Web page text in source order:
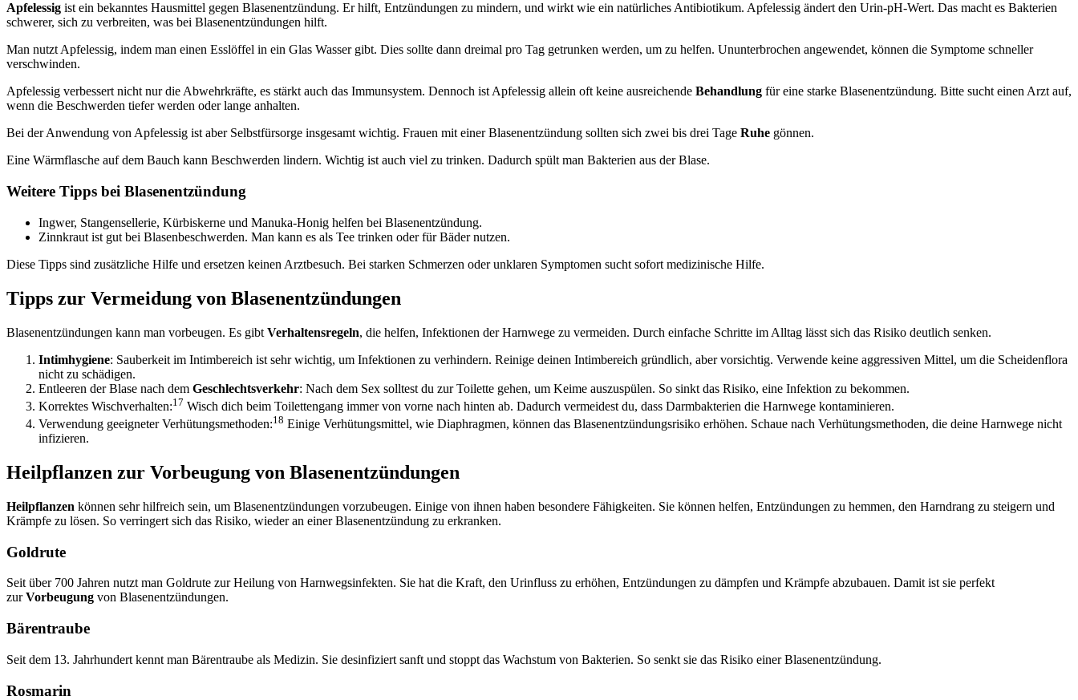
Apfelessig ist ein bekanntes Hausmittel gegen Blasenentzündung. Er hilft, Entzündungen zu mindern, und wirkt wie ein natürliches Antibiotikum. Apfelessig ändert den Urin-pH-Wert. Das macht es Bakterien
schwerer, sich zu verbreiten, was bei Blasenentzündungen hilft.
Man nutzt Apfelessig, indem man einen Esslöffel in ein Glas Wasser gibt. Dies sollte dann dreimal pro Tag getrunken werden, um zu helfen. Ununterbrochen angewendet, können die Symptome schneller
verschwinden.
Apfelessig verbessert nicht nur die Abwehrkräfte, es stärkt auch das Immunsystem. Dennoch ist Apfelessig allein oft keine ausreichende Behandlung für eine starke Blasenentzündung. Bitte sucht einen Arzt auf,
wenn die Beschwerden tiefer werden oder lange anhalten.
Bei der Anwendung von Apfelessig ist aber Selbstfürsorge insgesamt wichtig. Frauen mit einer Blasenentzündung sollten sich zwei bis drei Tage Ruhe gönnen.
Eine Wärmflasche auf dem Bauch kann Beschwerden lindern. Wichtig ist auch viel zu trinken. Dadurch spült man Bakterien aus der Blase.
Weitere Tipps bei Blasenentzündung
Ingwer, Stangensellerie, Kürbiskerne und Manuka-Honig helfen bei Blasenentzündung.
Zinnkraut ist gut bei Blasenbeschwerden. Man kann es als Tee trinken oder für Bäder nutzen.
Diese Tipps sind zusätzliche Hilfe und ersetzen keinen Arztbesuch. Bei starken Schmerzen oder unklaren Symptomen sucht sofort medizinische Hilfe.
Tipps zur Vermeidung von Blasenentzündungen
Blasenentzündungen kann man vorbeugen. Es gibt Verhaltensregeln, die helfen, Infektionen der Harnwege zu vermeiden. Durch einfache Schritte im Alltag lässt sich das Risiko deutlich senken.
Intimhygiene: Sauberkeit im Intimbereich ist sehr wichtig, um Infektionen zu verhindern. Reinige deinen Intimbereich gründlich, aber vorsichtig. Verwende keine aggressiven Mittel, um die Scheidenflora
nicht zu schädigen.
Entleeren der Blase nach dem Geschlechtsverkehr: Nach dem Sex solltest du zur Toilette gehen, um Keime auszuspülen. So sinkt das Risiko, eine Infektion zu bekommen.
Korrektes Wischverhalten:17 Wisch dich beim Toilettengang immer von vorne nach hinten ab. Dadurch vermeidest du, dass Darmbakterien die Harnwege kontaminieren.
Verwendung geeigneter Verhütungsmethoden:18 Einige Verhütungsmittel, wie Diaphragmen, können das Blasenentzündungsrisiko erhöhen. Schaue nach Verhütungsmethoden, die deine Harnwege nicht
infizieren.
Heilpflanzen zur Vorbeugung von Blasenentzündungen
Heilpflanzen können sehr hilfreich sein, um Blasenentzündungen vorzubeugen. Einige von ihnen haben besondere Fähigkeiten. Sie können helfen, Entzündungen zu hemmen, den Harndrang zu steigern und
Krämpfe zu lösen. So verringert sich das Risiko, wieder an einer Blasenentzündung zu erkranken.
Goldrute
Seit über 700 Jahren nutzt man Goldrute zur Heilung von Harnwegsinfekten. Sie hat die Kraft, den Urinfluss zu erhöhen, Entzündungen zu dämpfen und Krämpfe abzubauen. Damit ist sie perfekt
zurVorbeugung von Blasenentzündungen.
Bärentraube
Seit dem 13. Jahrhundert kennt man Bärentraube als Medizin. Sie desinfiziert sanft und stoppt das Wachstum von Bakterien. So senkt sie das Risiko einer Blasenentzündung.
Rosmarin